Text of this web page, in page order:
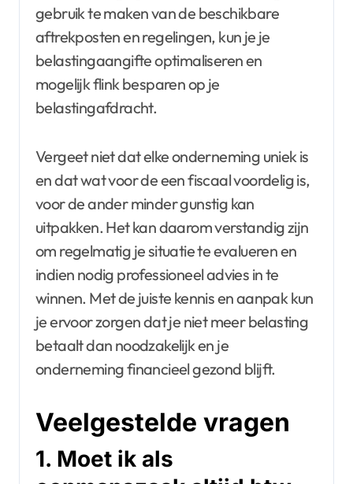
gebruik te maken van de beschikbare
aftrekposten en regelingen, kun je je
belastingaangifte optimaliseren en
mogelijk flink besparen op je
belastingafdracht.
Vergeet niet dat elke onderneming uniek is
en dat wat voor de een fiscaal voordelig is,
voor de ander minder gunstig kan
uitpakken. Het kan daarom verstandig zijn
om regelmatig je situatie te evalueren en
indien nodig professioneel advies in te
winnen. Met de juiste kennis en aanpak kun
je ervoor zorgen dat je niet meer belasting
betaalt dan noodzakelijk en je
onderneming financieel gezond blijft.
Veelgestelde vragen
1. Moet ik als